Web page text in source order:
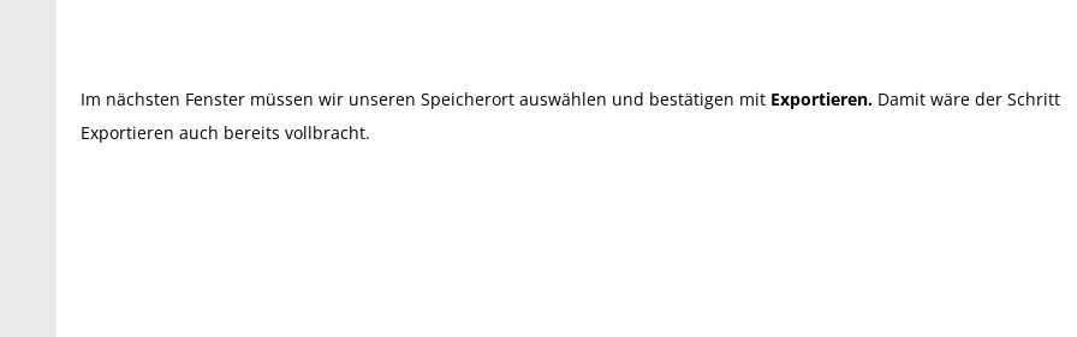
Im nächsten Fenster müssen wir unseren Speicherort auswählen und bestätigen mit Exportieren. Damit wäre der Schritt
Exportieren auch bereits vollbracht.